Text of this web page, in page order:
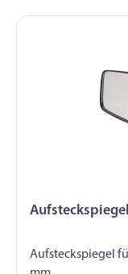
nachträglichem
Aufsteckspiegel